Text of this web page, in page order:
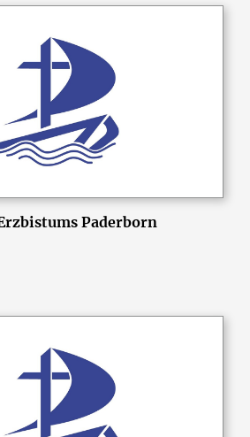
Paderborn